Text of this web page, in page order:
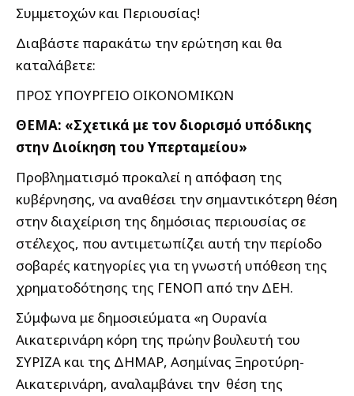
Συμμετοχών και Περιουσίας!
Διαβάστε παρακάτω την ερώτηση και θα
καταλάβετε:
ΠΡΟΣ ΥΠΟΥΡΓΕΙΟ ΟΙΚΟΝΟΜΙΚΩΝ
ΘΕΜΑ: «Σχετικά με τον διορισμό υπόδικης
στην Διοίκηση του Υπερταμείου»
Προβληματισμό προκαλεί η απόφαση της
κυβέρνησης, να αναθέσει την σημαντικότερη θέση
στην διαχείριση της δημόσιας περιουσίας σε
στέλεχος, που αντιμετωπίζει αυτή την περίοδο
σοβαρές κατηγορίες για τη γνωστή υπόθεση της
χρηματοδότησης της ΓΕΝΟΠ από την ΔΕΗ.
Σύμφωνα με δημοσιεύματα «η Ουρανία
Αικατερινάρη κόρη της πρώην βουλευτή του
ΣΥΡΙΖΑ και της ΔΗΜΑΡ, Ασημίνας Ξηροτύρη-
Αικατερινάρη, αναλαμβάνει την θέση της